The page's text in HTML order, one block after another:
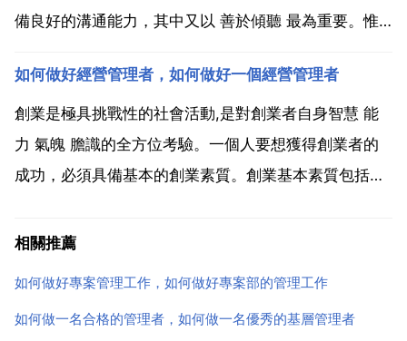
備良好的溝通能力，其中又以 善於傾聽 最為重要。惟
性的提議與需求，而管理者也可藉由下屬的認同感 理解
程度及共鳴，得知自己的溝通技巧是否成功。2 協調能
力...
如何做好經營管理者，如何做好一個經營管理者
創業是極具挑戰性的社會活動,是對創業者自身智慧 能
力 氣魄 膽識的全方位考驗。一個人要想獲得創業者的
成功，必須具備基本的創業素質。創業基本素質包括創
烈的創業意識 要想取得創業的成功，創業者必須具備自
相關推薦
如何做好專案管理工作，如何做好專案部的管理工作
如何做一名合格的管理者，如何做一名優秀的基層管理者